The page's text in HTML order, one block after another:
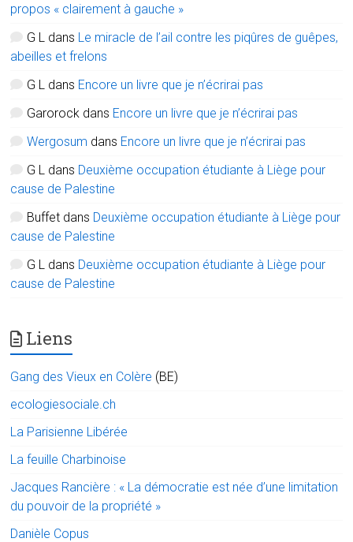
propos « clairement à gauche »
G L dans Le miracle de l’ail contre les piqûres de guêpes,
abeilles et frelons
G L dans Encore un livre que je n’écrirai pas
Garorock dans Encore un livre que je n’écrirai pas
Wergosum dans Encore un livre que je n’écrirai pas
G L dans Deuxième occupation étudiante à Liège pour
cause de Palestine
Buffet dans Deuxième occupation étudiante à Liège pour
cause de Palestine
G L dans Deuxième occupation étudiante à Liège pour
cause de Palestine
Liens
Gang des Vieux en Colère (BE)
ecologiesociale.ch
La Parisienne Libérée
La feuille Charbinoise
Jacques Rancière : « La démocratie est née d’une limitation
du pouvoir de la propriété »
Danièle Copus